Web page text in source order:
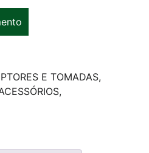
E TOMADAS,
,